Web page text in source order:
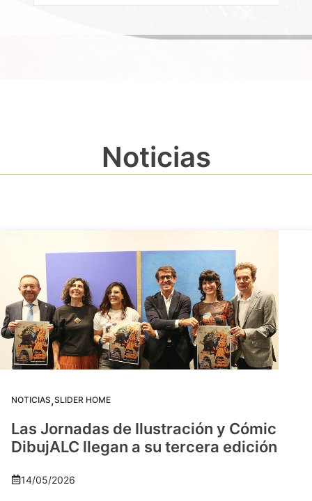
Noticias
NOTICIAS,SLIDER HOME
Las Jornadas de Ilustración y Cómic
DibujALC llegan a su tercera edición
14/05/2026